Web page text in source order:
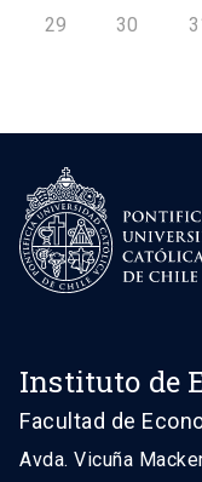
29 30
Instituto de
Facultad de
Avda. Vicuña